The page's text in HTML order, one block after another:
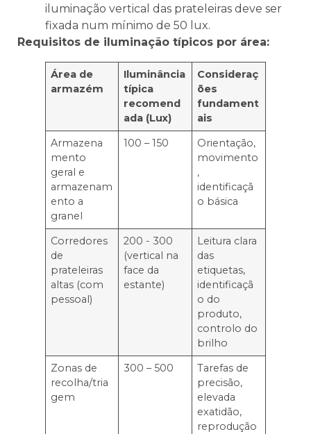
iluminação vertical das prateleiras deve ser
fixada num mínimo de 50 lux.
Requisitos de iluminação típicos por área:
Área de
armazém
Iluminância
típica
recomend
ada (Lux)
Consideraç
ões
fundament
ais
Armazena
mento
geral e
armazenam
ento a
granel
100 – 150
Orientação,
movimento
,
identificaçã
o básica
Corredores
de
prateleiras
altas (com
pessoal)
200 - 300
(vertical na
face da
estante)
Leitura clara
das
etiquetas,
identificaçã
o do
produto,
controlo do
brilho
Zonas de
recolha/tria
gem
300 – 500
Tarefas de
precisão,
elevada
exatidão,
reprodução